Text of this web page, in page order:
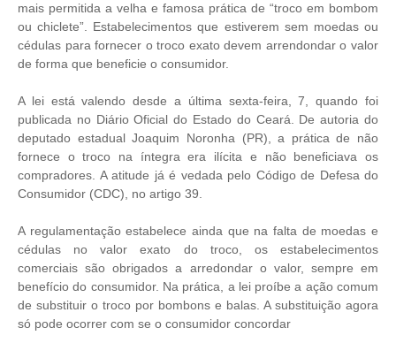
mais permitida a velha e famosa prática de “troco em bombom
ou chiclete”. Estabelecimentos que estiverem sem moedas ou
cédulas para fornecer o troco exato devem arrendondar o valor
de forma que beneficie o consumidor.
A lei está valendo desde a última sexta-feira, 7, quando foi
publicada no Diário Oficial do Estado do Ceará. De autoria do
deputado estadual Joaquim Noronha (PR), a prática de não
fornece o troco na íntegra era ilícita e não beneficiava os
compradores. A atitude já é vedada pelo Código de Defesa do
Consumidor (CDC), no artigo 39.
A regulamentação estabelece ainda que na falta de moedas e
cédulas no valor exato do troco, os estabelecimentos
comerciais são obrigados a arredondar o valor, sempre em
benefício do consumidor. Na prática, a lei proíbe a ação comum
de substituir o troco por bombons e balas. A substituição agora
só pode ocorrer com se o consumidor concordar